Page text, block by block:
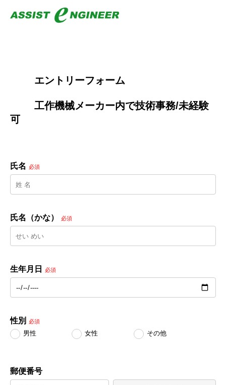
        エントリーフォーム
可
氏名 必須
氏名（かな） 必須
生年月日 必須
性別 必須
男性 女性 その他
郵便番号